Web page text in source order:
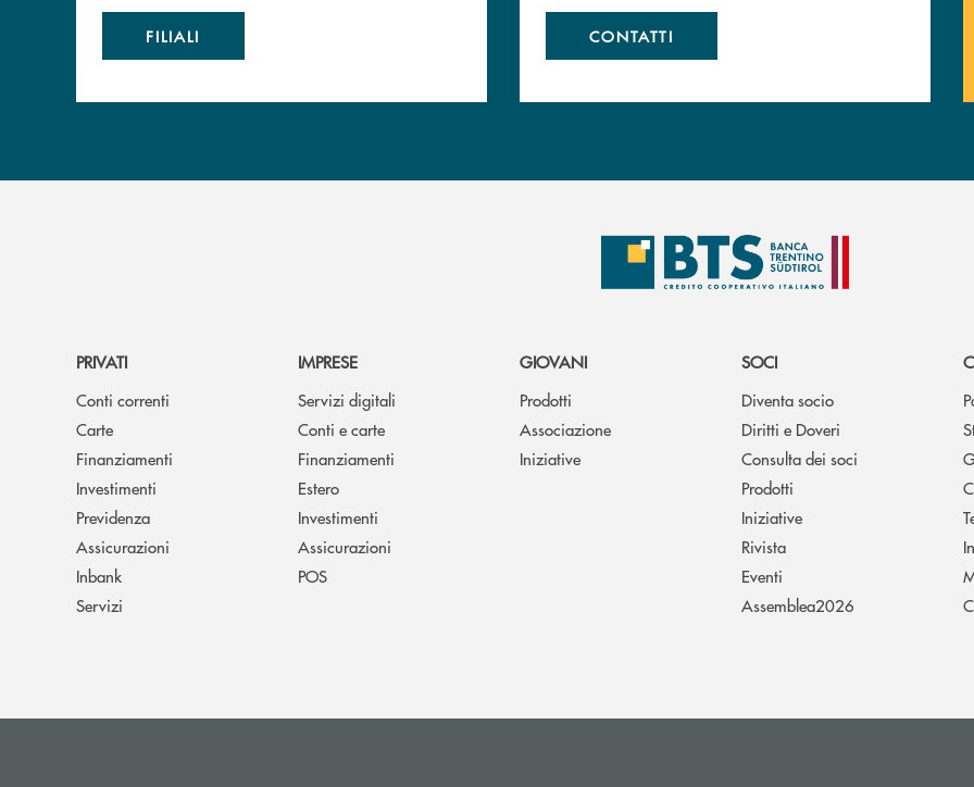
FILIALI CONTATTI
PRIVATI
Conti correnti
Carte
Finanziamenti
Investimenti
Previdenza
Assicurazioni
Inbank
Servizi
IMPRESE
Servizi digitali
Conti e carte
Finanziamenti
Estero
Investimenti
Assicurazioni
POS
GIOVANI
Prodotti
Associazione
Iniziative
SOCI
Diventa socio
Diritti e Doveri
Consulta dei soci
Prodotti
Iniziative
Rivista
Eventi
Assemblea2026